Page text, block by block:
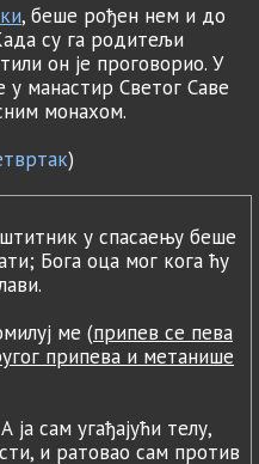
, беше рођен нем и до
су га родитељи
он је проговорио. У
у манастир Светог Саве
монахом.
)
у спасаењу беше
Бога оца мог кога ћу
ме (припев се пева
припева и метанише
ја сам угађајући телу,
и ратовао сам против